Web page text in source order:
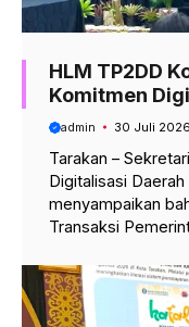
HLM TP2DD
Komitmen
admin 30 Juli 2026
Tarakan –
Digitalisasi Daerah
menyampaikan
Transaksi